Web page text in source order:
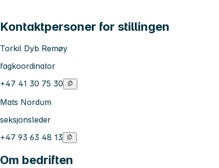
Kontaktpersoner for stillingen
Torkil Dyb Remøy
fagkoordinator
+47 41 30 75 30
Mats Nordum
seksjonsleder
+47 93 63 48 13
Om bedriften